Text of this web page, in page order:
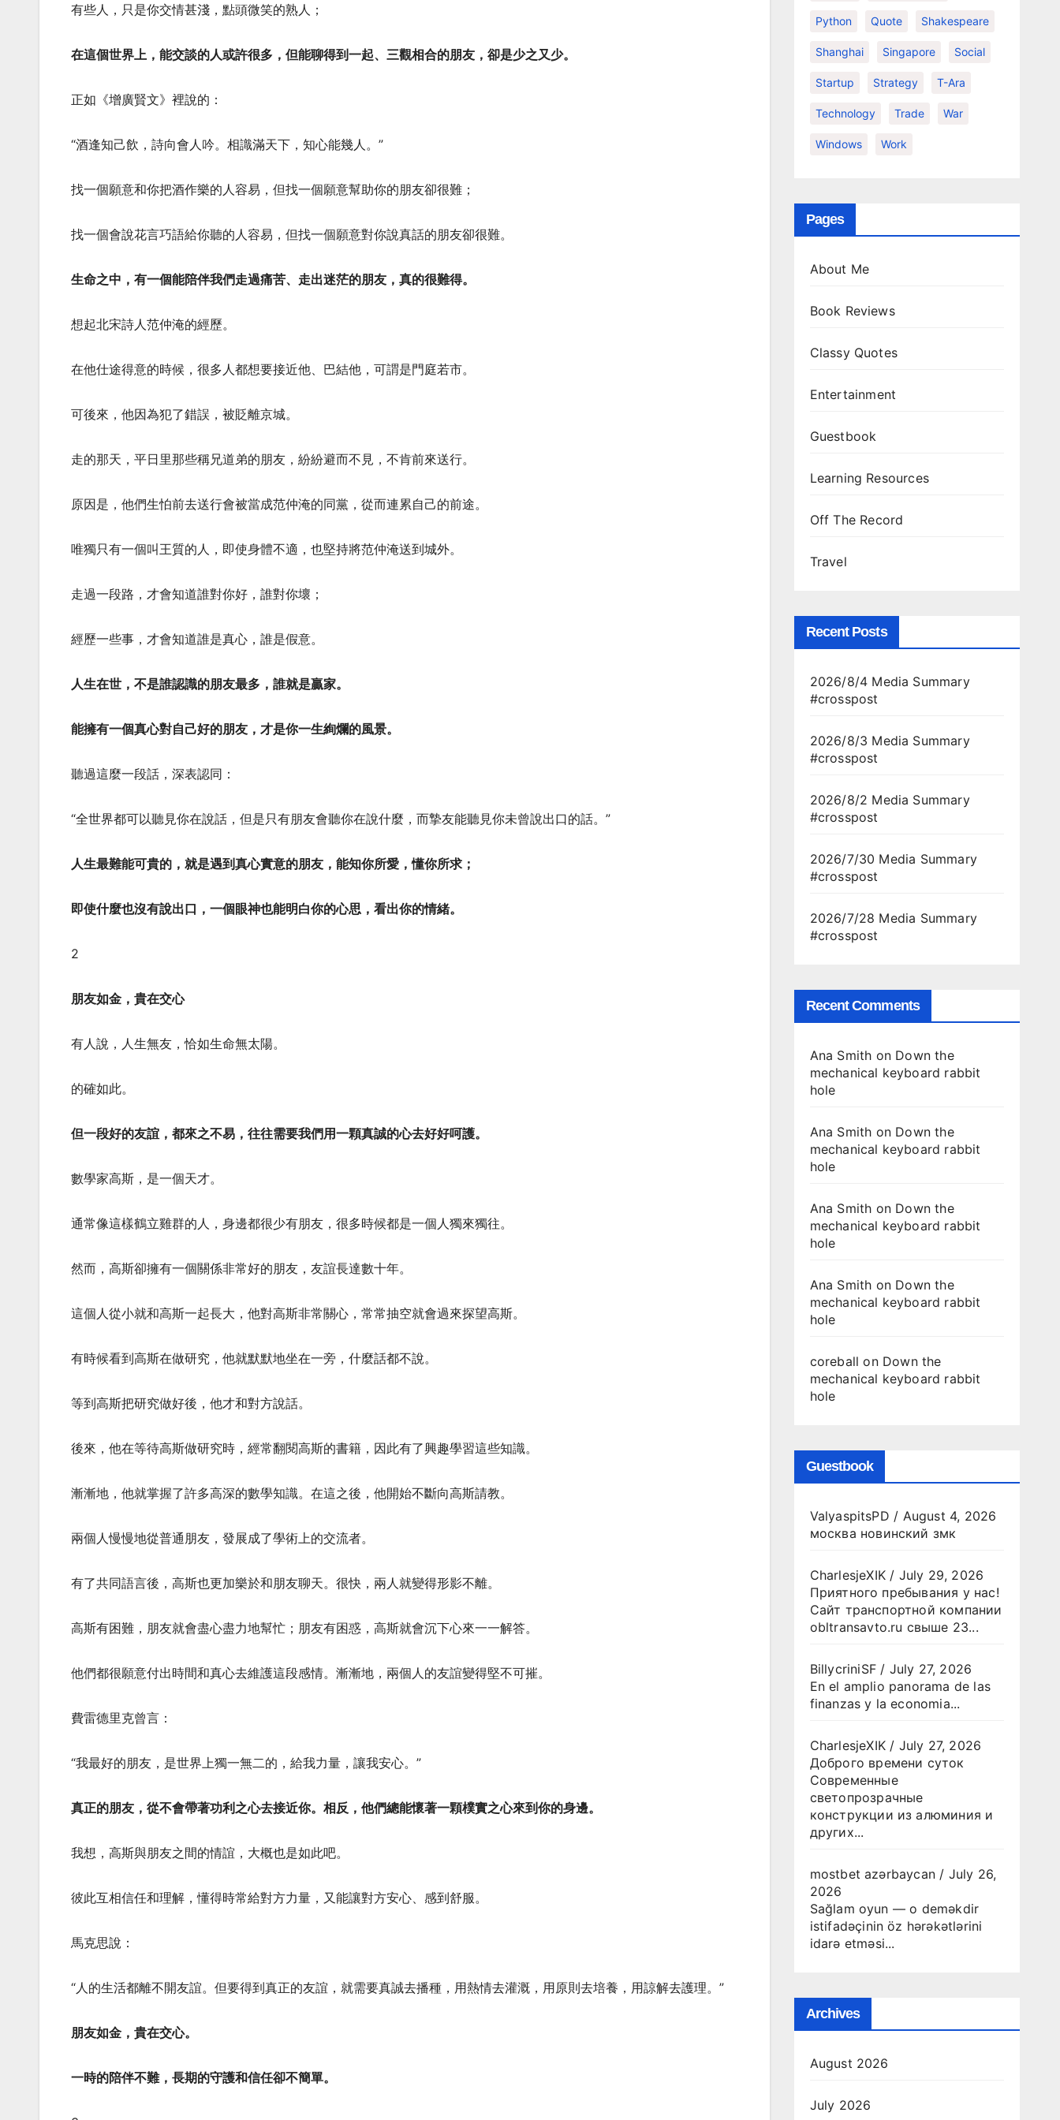
有些人，只是你交情甚淺，點頭微笑的熟人；
在這個世界上，能交談的人或許很多，但能聊得到一起、三觀相合的朋友，卻是少之又少。
正如《增廣賢文》裡說的：
“酒逢知己飲，詩向會人吟。相識滿天下，知心能幾人。”
找一個願意和你把酒作樂的人容易，但找一個願意幫助你的朋友卻很難；
找一個會說花言巧語給你聽的人容易，但找一個願意對你說真話的朋友卻很難。
生命之中，有一個能陪伴我們走過痛苦、走出迷茫的朋友，真的很難得。
想起北宋詩人范仲淹的經歷。
在他仕途得意的時候，很多人都想要接近他、巴結他，可謂是門庭若市。
可後來，他因為犯了錯誤，被貶離京城。
走的那天，平日里那些稱兄道弟的朋友，紛紛避而不見，不肯前來送行。
原因是，他們生怕前去送行會被當成范仲淹的同黨，從而連累自己的前途。
唯獨只有一個叫王質的人，即使身體不適，也堅持將范仲淹送到城外。
走過一段路，才會知道誰對你好，誰對你壞；
經歷一些事，才會知道誰是真心，誰是假意。
人生在世，不是誰認識的朋友最多，誰就是贏家。
能擁有一個真心對自己好的朋友，才是你一生絢爛的風景。
聽過這麼一段話，深表認同：
“全世界都可以聽見你在說話，但是只有朋友會聽你在說什麼，而摯友能聽見你未曾說出口的話。”
人生最難能可貴的，就是遇到真心實意的朋友，能知你所愛，懂你所求；
即使什麼也沒有說出口，一個眼神也能明白你的心思，看出你的情緒。
2
朋友如金，貴在交心
有人說，人生無友，恰如生命無太陽。
的確如此。
但一段好的友誼，都來之不易，往往需要我們用一顆真誠的心去好好呵護。
數學家高斯，是一個天才。
通常像這樣鶴立雞群的人，身邊都很少有朋友，很多時候都是一個人獨來獨往。
然而，高斯卻擁有一個關係非常好的朋友，友誼長達數十年。
這個人從小就和高斯一起長大，他對高斯非常關心，常常抽空就會過來探望高斯。
有時候看到高斯在做研究，他就默默地坐在一旁，什麼話都不說。
等到高斯把研究做好後，他才和對方說話。
後來，他在等待高斯做研究時，經常翻閱高斯的書籍，因此有了興趣學習這些知識。
漸漸地，他就掌握了許多高深的數學知識。在這之後，他開始不斷向高斯請教。
兩個人慢慢地從普通朋友，發展成了學術上的交流者。
有了共同語言後，高斯也更加樂於和朋友聊天。很快，兩人就變得形影不離。
高斯有困難，朋友就會盡心盡力地幫忙；朋友有困惑，高斯就會沉下心來一一解答。
他們都很願意付出時間和真心去維護這段感情。漸漸地，兩個人的友誼變得堅不可摧。
費雷德里克曾言：
“我最好的朋友，是世界上獨一無二的，給我力量，讓我安心。”
真正的朋友，從不會帶著功利之心去接近你。相反，他們總能懷著一顆樸實之心來到你的身邊。
我想，高斯與朋友之間的情誼，大概也是如此吧。
彼此互相信任和理解，懂得時常給對方力量，又能讓對方安心、感到舒服。
馬克思說：
“人的生活都離不開友誼。但要得到真正的友誼，就需要真誠去播種，用熱情去灌溉，用原則去培養，用諒解去護理。”
朋友如金，貴在交心。
一時的陪伴不難，長期的守護和信任卻不簡單。
Python Quote Shakespeare
Shanghai Singapore Social
Startup Strategy T-Ara
Technology Trade War
Windows Work
Pages
About Me
Book Reviews
Classy Quotes
Entertainment
Guestbook
Learning Resources
Off The Record
Travel
Recent Posts
2026/8/4 Media Summary
#crosspost
2026/8/3 Media Summary
#crosspost
2026/8/2 Media Summary
#crosspost
2026/7/30 Media Summary
#crosspost
2026/7/28 Media Summary
#crosspost
Recent Comments
Ana Smith on Down the
mechanical keyboard rabbit
hole
Ana Smith on Down the
mechanical keyboard rabbit
hole
Ana Smith on Down the
mechanical keyboard rabbit
hole
Ana Smith on Down the
mechanical keyboard rabbit
hole
coreball on Down the
mechanical keyboard rabbit
hole
Guestbook
ValyaspitsPD / August 4, 2026
москва новинский змк
CharlesjeXIK/ July 29, 2026
Приятного пребывания у нас!
Сайт транспортной компании
obltransavto.ru свыше 23...
BillycriniSF/ July 27, 2026
En el amplio panorama de las
finanzas y la economia...
CharlesjeXIK/ July 27, 2026
Доброго времени суток
Современные
светопрозрачные
конструкции из алюминия и
других...
mostbet azərbaycan / July 26,
2026
Sağlam oyun — o deməkdir
istifadəçinin öz hərəkətlərini
idarə etməsi...
Archives
August 2026
July 2026